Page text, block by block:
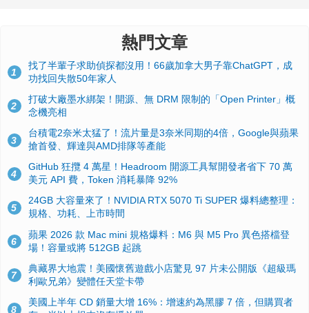
熱門文章
1
找了半輩子求助偵探都沒用！66歲加拿大男子靠ChatGPT，成
功找回失散50年家人
2
打破大廠墨水綁架！開源、無 DRM 限制的「Open Printer」概
念機亮相
3
台積電2奈米太猛了！流片量是3奈米同期的4倍，Google與蘋果
搶首發、輝達與AMD排隊等產能
4
GitHub 狂攬 4 萬星！Headroom 開源工具幫開發者省下 70 萬
美元 API 費，Token 消耗暴降 92%
5
24GB 大容量來了！NVIDIA RTX 5070 Ti SUPER 爆料總整理：
規格、功耗、上市時間
6
蘋果 2026 款 Mac mini 規格爆料：M6 與 M5 Pro 異色搭檔登
場！容量或將 512GB 起跳
7
典藏界大地震！美國懷舊遊戲小店驚見 97 片未公開版《超級瑪
利歐兄弟》變體任天堂卡帶
8
美國上半年 CD 銷量大增 16%：增速約為黑膠 7 倍，但購買者